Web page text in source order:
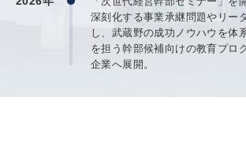
深刻化する事業承継問題やリー
し、武蔵野の成功ノウハウを体
を担う幹部候補向けの教育プロ
企業へ展開。